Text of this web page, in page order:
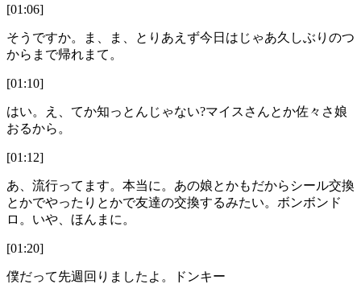
[01:06]
そうですか。ま、ま、とりあえず今日はじゃあ久しぶりのつ
からまで帰れまて。
[01:10]
はい。え、てか知っとんじゃない?マイスさんとか佐々さ娘
おるから。
[01:12]
あ、流行ってます。本当に。あの娘とかもだからシール交換
とかでやったりとかで友達の交換するみたい。ボンボンド
ロ。いや、ほんまに。
[01:20]
僕だって先週回りましたよ。ドンキー